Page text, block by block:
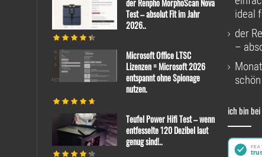
der Renpho MorphoScan Nova
Test – absolut Fit im Jahr
2026..
Microsoft Office LTSC
Lizenzen = Microsoft 2026
entspannt ohne Spionage
nutzen.
Teufel Power Hifi Test – wenn
entfesselte 120 Dezibel laut
genug sind!..
ideal
der
–
ich bin